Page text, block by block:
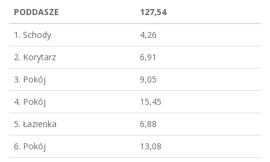
PODDASZE
127,54
1. Schody
4,26
2. Korytarz
6,91
3. Pokój
9,05
4. Pokój
15,45
5. Łazienka
6,88
6. Pokój
13,08